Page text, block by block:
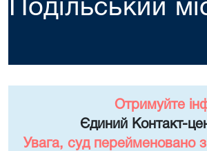
Подільський
Отримуйте
Єдиний Контакт-
Увага, суд перейменовано